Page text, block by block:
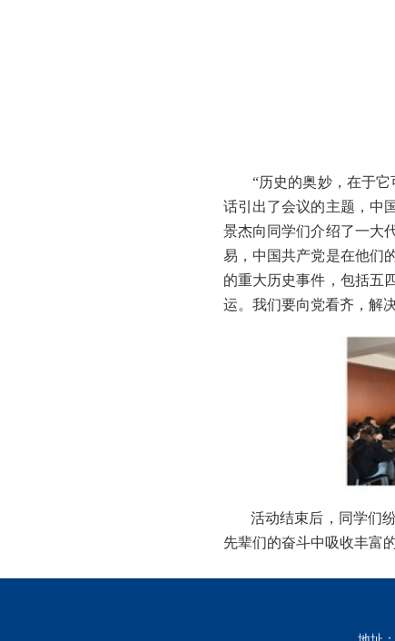
“历史的奥妙，在于
话引出了会议的主题，中
景杰向同学们介绍了一大
易，中国共产党是在他们
的重大历史事件，包括五
运。我们要向党看齐，解
活动结束后，同学们
先辈们的奋斗中吸收丰富